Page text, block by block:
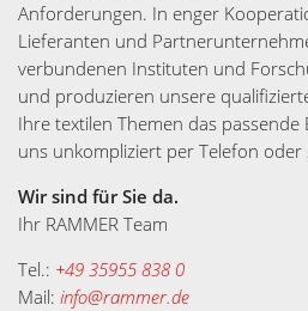
Anforderungen. In enger
Lieferanten und
verbundenen Instituten und
und produzieren unsere
Ihre textilen Themen das passende
uns unkompliziert per Telefon oder
Wir sind für Sie da.
Ihr RAMMER Team
Tel.: +49 35955 838 0
Mail: info@rammer.de